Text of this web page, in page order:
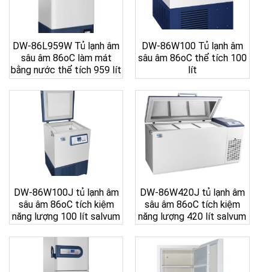
DW-86L959W Tủ lạnh âm
sâu âm 86oC làm mát
bằng nước thể tích 959 lít
DW-86W100 Tủ lạnh âm
sâu âm 86oC thể tích 100
lít
DW-86W100J tủ lạnh âm
sâu âm 86oC tích kiệm
năng lượng 100 lít salvum
DW-86W420J tủ lạnh âm
sâu âm 86oC tích kiệm
năng lượng 420 lít salvum